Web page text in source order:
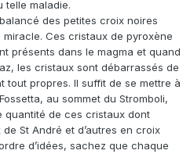
telle maladie.
des petites croix noires
miracle. Ces cristaux de pyroxène
présents dans le magma et quand
les cristaux sont débarrassés de
tout propres. Il suffit de se mettre à
au sommet du Stromboli,
quantité de ces cristaux dont
St André et d’autres en croix
d’idées, sachez que chaque